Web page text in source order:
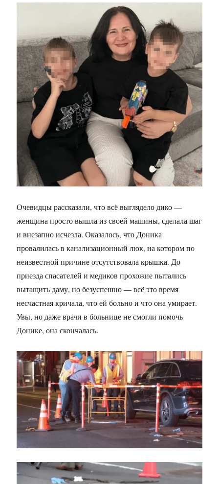
Очевидцы рассказали, что всё выглядело дико —
женщина просто вышла из своей машины, сделала шаг
и внезапно исчезла. Оказалось, что Доника
провалилась в канализационный люк, на котором по
неизвестной причине отсутствовала крышка. До
приезда спасателей и медиков прохожие пытались
вытащить даму, но безуспешно — всё это время
несчастная кричала, что ей больно и что она умирает.
Увы, но даже врачи в больнице не смогли помочь
Донике, она скончалась.